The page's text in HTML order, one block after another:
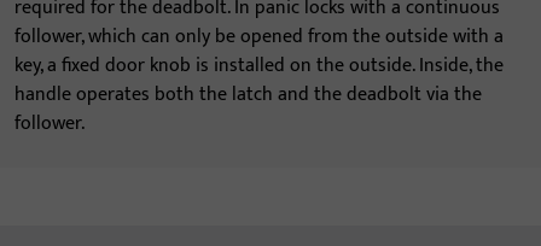
required for the deadbolt. In panic locks with a continuous
follower, which can only be opened from the outside with a
key, a fixed door knob is installed on the outside. Inside, the
handle operates both the latch and the deadbolt via the
follower.